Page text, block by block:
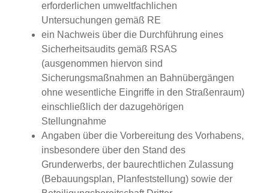
erforderlichen umweltfachlichen
Untersuchungen gemäß RE
ein Nachweis über die Durchführung eines
Sicherheitsaudits gemäß RSAS
(ausgenommen hiervon sind
Sicherungsmaßnahmen an Bahnübergängen
ohne wesentliche Eingriffe in den Straßenraum)
einschließlich der dazugehörigen
Stellungnahme
Angaben über die Vorbereitung des Vorhabens,
insbesondere über den Stand des
Grunderwerbs, der baurechtlichen Zulassung
(Bebauungsplan, Planfeststellung) sowie der